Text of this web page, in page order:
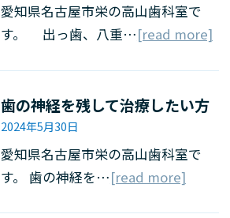
愛知県名古屋市栄の高山歯科室で
す。 出っ歯、八重…[read more]
歯の神経を残して治療したい方
2024年5月30日
愛知県名古屋市栄の高山歯科室で
す。 歯の神経を…[read more]